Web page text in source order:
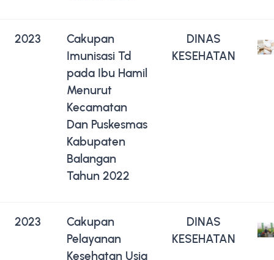
2023
Cakupan
Imunisasi Td
pada Ibu Hamil
Menurut
Kecamatan
Dan Puskesmas
Kabupaten
Balangan
Tahun 2022
DINAS
KESEHATAN
2023
Cakupan
Pelayanan
Kesehatan Usia
DINAS
KESEHATAN